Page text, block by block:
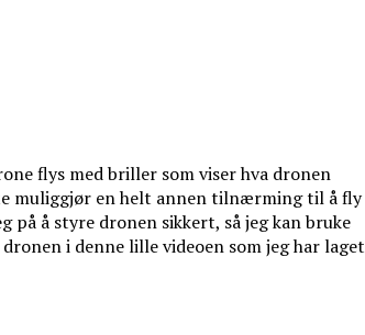
flys med briller som viser hva dronen
muliggjør en helt annen tilnærming til å fly
på å styre dronen sikkert, så jeg kan bruke
i denne lille videoen som jeg har laget